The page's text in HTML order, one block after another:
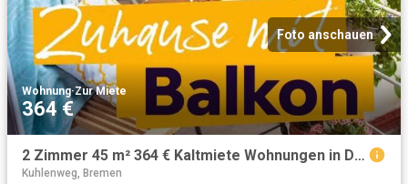
Foto anschauen
Wohnung·Zur Miete
364 €
2 Zimmer 45 m² 364 € Kaltmiete Wohnungen in Delmenhorst
Kuhlenweg, Bremen